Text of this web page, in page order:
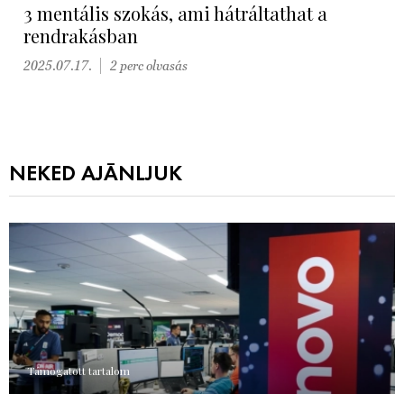
3 mentális szokás, ami hátráltathat a
rendrakásban
2025.07.17. 2 perc olvasás
NEKED AJÁNLJUK
Támogatott tartalom